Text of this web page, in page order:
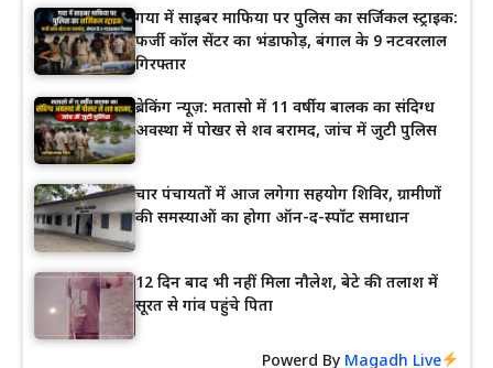
गया में साइबर माफिया पर पुलिस का सर्जिकल स्ट्राइक:
फर्जी कॉल सेंटर का भंडाफोड़, बंगाल के 9 नटवरलाल
गिरफ्तार
ब्रेकिंग न्यूज़: मतासो में 11 वर्षीय बालक का संदिग्ध
अवस्था में पोखर से शव बरामद, जांच में जुटी पुलिस
चार पंचायतों में आज लगेगा सहयोग शिविर, ग्रामीणों
की समस्याओं का होगा ऑन-द-स्पॉट समाधान
12 दिन बाद भी नहीं मिला नौलेश, बेटे की तलाश में
सूरत से गांव पहुंचे पिता
Powerd By Magadh Live